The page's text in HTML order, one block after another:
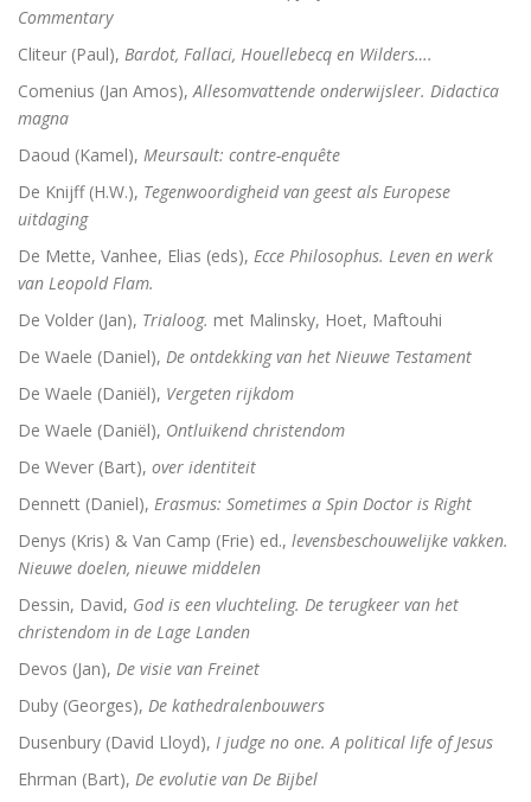
Commentary
Cliteur (Paul), Bardot, Fallaci, Houellebecq en Wilders….
Comenius (Jan Amos), Allesomvattende onderwijsleer. Didactica
magna
Daoud (Kamel), Meursault: contre-enquête
De Knijff (H.W.), Tegenwoordigheid van geest als Europese
uitdaging
De Mette, Vanhee, Elias (eds), Ecce Philosophus. Leven en werk
van Leopold Flam.
De Volder (Jan), Trialoog. met Malinsky, Hoet, Maftouhi
De Waele (Daniel), De ontdekking van het Nieuwe Testament
De Waele (Daniël), Vergeten rijkdom
De Waele (Daniël), Ontluikend christendom
De Wever (Bart), over identiteit
Dennett (Daniel), Erasmus: Sometimes a Spin Doctor is Right
Denys (Kris) & Van Camp (Frie) ed., levensbeschouwelijke vakken.
Nieuwe doelen, nieuwe middelen
Dessin, David, God is een vluchteling. De terugkeer van het
christendom in de Lage Landen
Devos (Jan), De visie van Freinet
Duby (Georges), De kathedralenbouwers
Dusenbury (David Lloyd), I judge no one. A political life of Jesus
Ehrman (Bart), De evolutie van De Bijbel